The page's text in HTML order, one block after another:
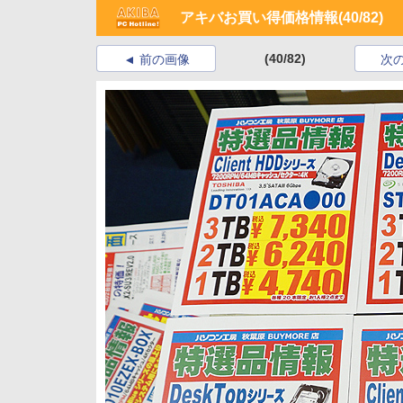
アキバお買い得価格情報(40/82)
前の画像 (40/82) 次